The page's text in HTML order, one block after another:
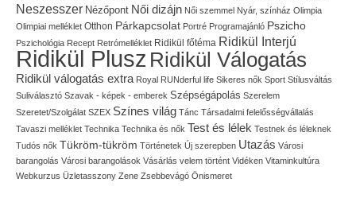
Neszesszer Nézőpont Női dizájn Női szemmel Nyár, színház Olimpia
Olimpiai melléklet Otthon Párkapcsolat Portré Programajánló Pszicho
Pszichológia Recept Retrómelléklet Ridikül főtéma Ridikül Interjú
Ridikül Plusz Ridikül Válogatás
Ridikül válogatás extra Royal RUNderful life Sikeres nők Sport Stílusváltás
Suliválasztó Szavak - képek - emberek Szépségápolás Szerelem
Szeretet/Szolgálat SZEX Színes világ Tánc Társadalmi felelősségvállalás
Tavaszi melléklet Technika Technika és nők Test és lélek Testnek és léleknek
Tudós nők Tükröm-tükröm Történetek Új szerepben Utazás Városi
barangolás Városi barangolások Vásárlás velem történt Vidéken Vitaminkultúra
Webkurzus Üzletasszony Zene Zsebbevágó Önismeret